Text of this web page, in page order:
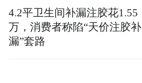
4.2平卫生间补漏注胶花1.55
万，消费者称陷“天价注胶补
漏”套路